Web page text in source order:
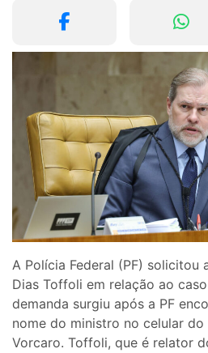
A Polícia Federal (PF) solicitou
Dias Toffoli em relação ao
demanda surgiu após a PF
nome do ministro no celular do
Vorcaro. Toffoli, que é relator